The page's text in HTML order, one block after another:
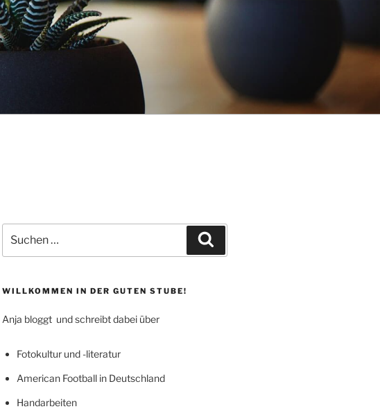
nach:
WILLKOMMEN IN DER GUTEN STUBE!
Anja bloggt und schreibt dabei über
Fotokultur und -literatur
American Football in Deutschland
Handarbeiten